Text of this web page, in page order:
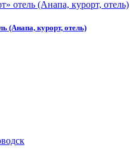
(Анапа, курорт, отель)